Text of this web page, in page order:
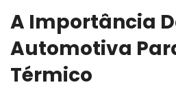
A Importância
Automotiva
Térmico